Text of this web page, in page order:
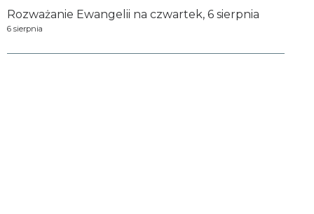
Rozważanie Ewangelii na czwartek, 6 sierpnia
6 sierpnia